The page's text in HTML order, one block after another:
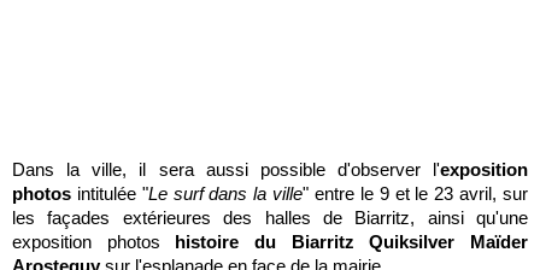
Dans la ville, il sera aussi possible d'observer l'exposition
photos intitulée "Le surf dans la ville" entre le 9 et le 23 avril, sur
les façades extérieures des halles de Biarritz, ainsi qu'une
exposition photos histoire du Biarritz Quiksilver Maïder
Arosteguysur l'esplanade en face de la mairie.